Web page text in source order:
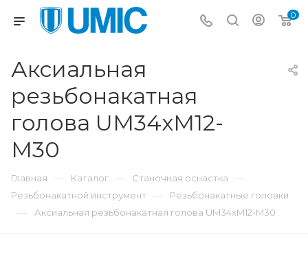
0
Аксиальная
резьбонакатная
голова UM34xM12-
M30
Главная — Каталог — Станочная оснастка —
Резьбонакатной инструмент — Резьбонакатные головки
— Аксиальная резьбонакатная голова UM34xM12-M30